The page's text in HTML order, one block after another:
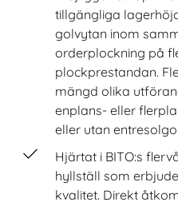
tillgängliga
golvytan inom
orderplockning på
plockprestandan.
mängd olika
enplans- eller
eller utan
Hjärtat i BITO:s
hyllställ som
kvalitet. Direkt